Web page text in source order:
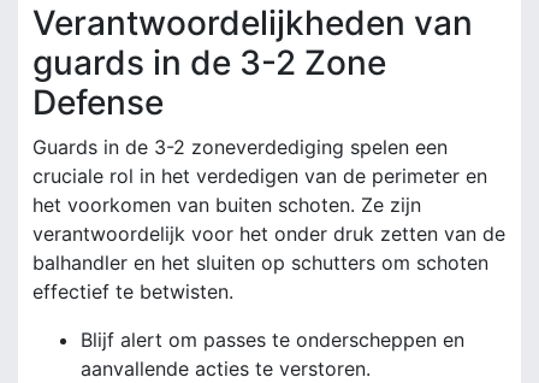
Verantwoordelijkheden van
guards in de 3-2 Zone
Defense
Guards in de 3-2 zoneverdediging spelen een
cruciale rol in het verdedigen van de perimeter en
het voorkomen van buiten schoten. Ze zijn
verantwoordelijk voor het onder druk zetten van de
balhandler en het sluiten op schutters om schoten
effectief te betwisten.
Blijf alert om passes te onderscheppen en
aanvallende acties te verstoren.